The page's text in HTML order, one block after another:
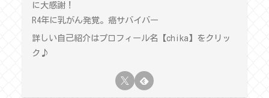
に大感謝！
R4年に乳がん発覚。癌サバイバー
詳しい自己紹介はプロフィール名【chika】をクリッ
ク♪